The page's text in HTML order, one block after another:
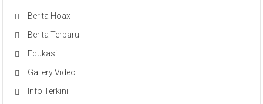
Berita Hoax
Berita Terbaru
Edukasi
Gallery Video
Info Terkini